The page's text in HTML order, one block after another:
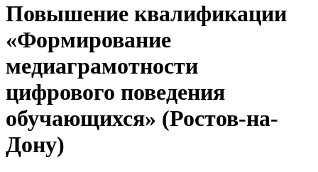
Повышение квалификации
«Формирование
медиаграмотности
цифрового поведения
обучающихся» (Ростов-на-
Дону)